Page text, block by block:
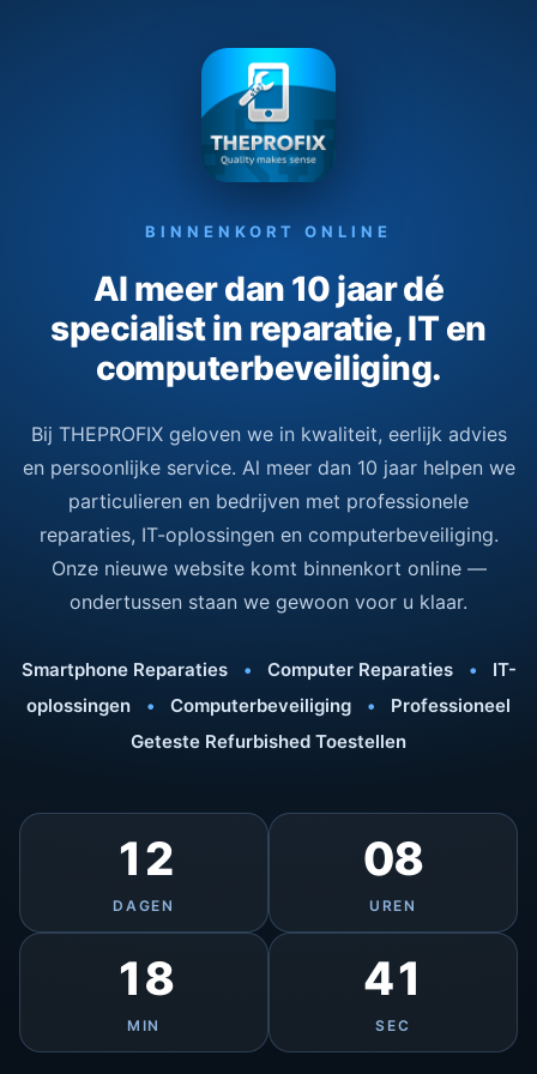
BINNENKORT ONLINE
Al meer dan 10 jaar dé
specialist in reparatie, IT en
computerbeveiliging.
Bij THEPROFIX geloven we in kwaliteit, eerlijk advies
en persoonlijke service. Al meer dan 10 jaar helpen we
particulieren en bedrijven met professionele
reparaties, IT-oplossingen en computerbeveiliging.
Onze nieuwe website komt binnenkort online —
ondertussen staan we gewoon voor u klaar.
Smartphone Reparaties • Computer Reparaties •
IT-
oplossingen
• Computerbeveiliging •
Professioneel
Geteste Refurbished Toestellen
12
DAGEN
08
UREN
18
MIN
41
SEC